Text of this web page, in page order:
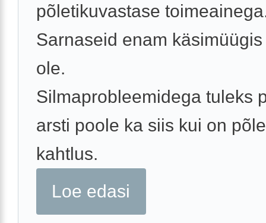
põletikuvastase
Sarnaseid enam
ole.
Silmaprobleemidega tuleks
arsti poole ka siis kui on
kahtlus.
Loe edasi